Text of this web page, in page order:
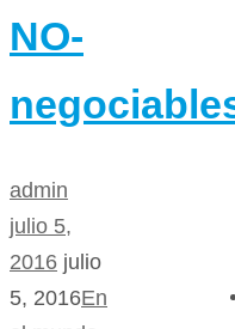
NO-
admin
julio 5,
2016 julio
5, 2016En